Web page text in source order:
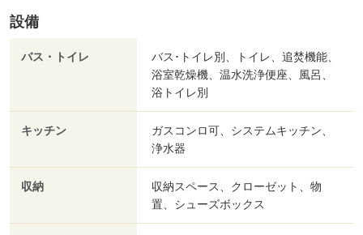
設備
バス・トイレ
バス･トイレ別、トイレ、追焚機能、
浴室乾燥機、温水洗浄便座、風呂、
浴トイレ別
キッチン
ガスコンロ可、システムキッチン、
浄水器
収納
収納スペース、クローゼット、物
置、シューズボックス